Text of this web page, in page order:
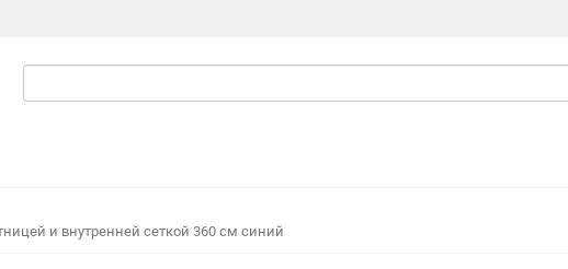
и внутренней сеткой 360 см синий